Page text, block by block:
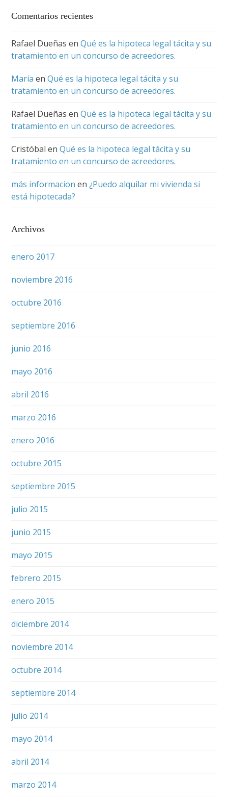
Comentarios recientes
Rafael Dueñas enQué es la hipoteca legal tácita y su
tratamiento en un concurso de acreedores.
María enQué es la hipoteca legal tácita y su
tratamiento en un concurso de acreedores.
Rafael Dueñas enQué es la hipoteca legal tácita y su
tratamiento en un concurso de acreedores.
Cristóbal enQué es la hipoteca legal tácita y su
tratamiento en un concurso de acreedores.
más informacion en¿Puedo alquilar mi vivienda si
está hipotecada?
Archivos
enero 2017
noviembre 2016
octubre 2016
septiembre 2016
junio 2016
mayo 2016
abril 2016
marzo 2016
enero 2016
octubre 2015
septiembre 2015
julio 2015
junio 2015
mayo 2015
febrero 2015
enero 2015
diciembre 2014
noviembre 2014
octubre 2014
septiembre 2014
julio 2014
mayo 2014
abril 2014
marzo 2014